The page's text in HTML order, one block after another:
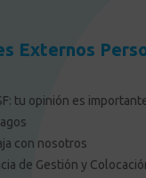
Externos
tu opinión es
con nosotros
de Gestión y